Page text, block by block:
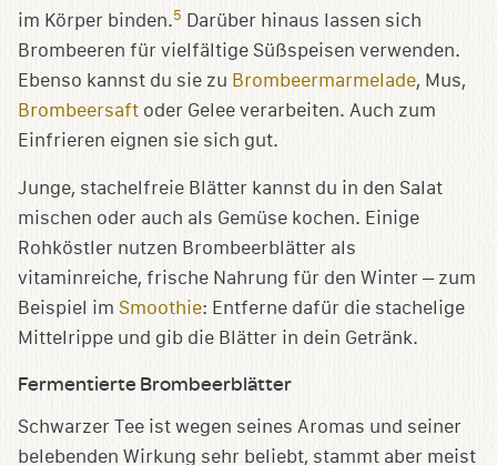
im Körper binden.5 Darüber hinaus lassen sich
Brombeeren für vielfältige Süßspeisen verwenden.
Ebenso kannst du sie zu Brombeermarmelade, Mus,
Brombeersaft oder Gelee verarbeiten. Auch zum
Einfrieren eignen sie sich gut.
Junge, stachelfreie Blätter kannst du in den Salat
mischen oder auch als Gemüse kochen. Einige
Rohköstler nutzen Brombeerblätter als
vitaminreiche, frische Nahrung für den Winter – zum
Beispiel im Smoothie: Entferne dafür die stachelige
Mittelrippe und gib die Blätter in dein Getränk.
Fermentierte Brombeerblätter
Schwarzer Tee ist wegen seines Aromas und seiner
belebenden Wirkung sehr beliebt, stammt aber meist